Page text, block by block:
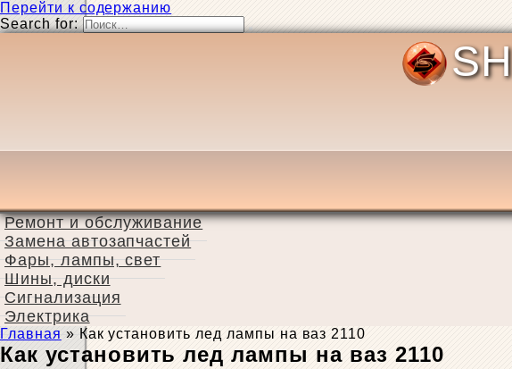
Перейти к содержанию
Search for:
Ремонт и обслуживание
Замена автозапчастей
Фары, лампы, свет
Шины, диски
Сигнализация
Электрика
Главная » Как установить лед лампы на ваз 2110
Как установить лед лампы на ваз 2110